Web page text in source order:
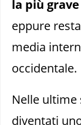
la più
eppure
media
occidentale.
Nelle
diventati